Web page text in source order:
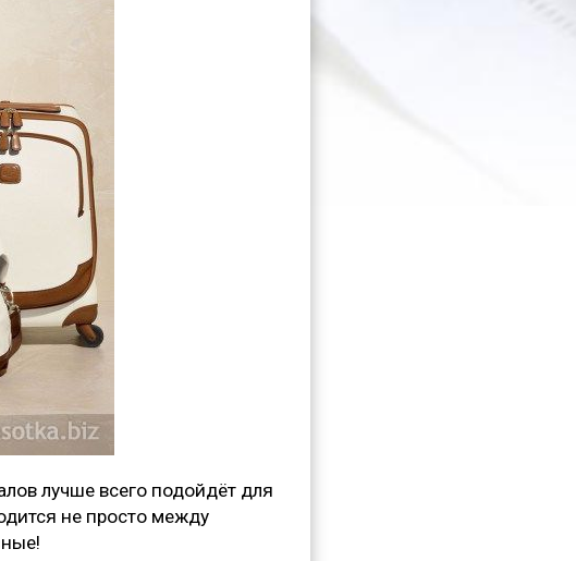
лучше всего подойдёт для
не просто между